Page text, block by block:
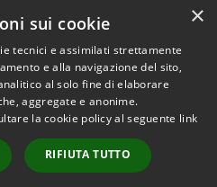
Copyright © 2026 • Comune di
Gravina di Catania • Powered
byMunicipium
Accesso
redazione
×
sui cookie
tecnici e assimilati strettamente
e alla navigazione del sito,
al solo fine di elaborare
aggregate e anonime.
la cookie policy al seguente link
RIFIUTA TUTTO